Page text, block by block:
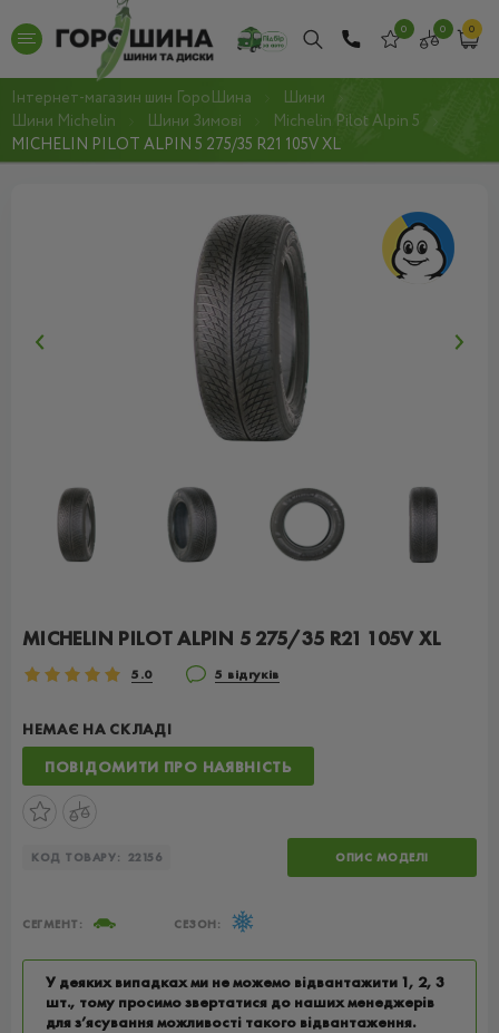
0 0 0
Інтернет-магазин шин ГороШина
Шини
Шини Michelin
Шини Зимові
Michelin Pilot Alpin 5
MICHELIN PILOT ALPIN 5 275/35 R21 105V XL
MICHELIN PILOT ALPIN 5 275/35 R21 105V XL
5.0 5 відгуків
НЕМАЄ НА СКЛАДІ
ПОВІДОМИТИ ПРО НАЯВНІСТЬ
КОД ТОВАРУ: 22156 ОПИС МОДЕЛІ
СЕГМЕНТ: СЕЗОН:
У деяких випадках ми не можемо відвантажити 1, 2, 3
шт., тому просимо звертатися до наших менеджерів
для з’ясування можливості такого відвантаження.